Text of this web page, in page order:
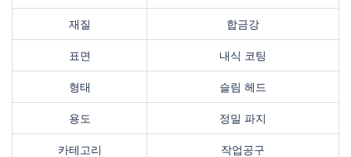
재질 합금강
표면 내식 코팅
형태 슬림 헤드
용도 정밀 파지
카테고리 작업공구